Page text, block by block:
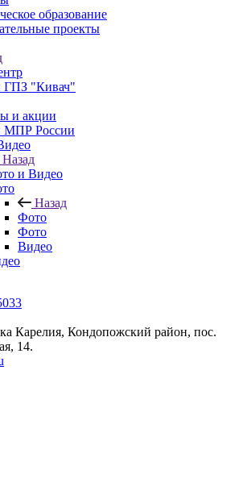
образование
проекты
ГПЗ "Кивач"
и акции
МПР России
Назад
и Видео
Назад
Фото
Фото
Видео
Карелия, Кондопожский район, пос.
14.